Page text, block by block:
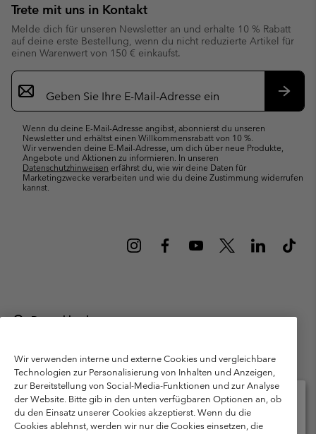
Trete mit uns in Kontakt
Melde dich für unseren Newsletter an und erhalte 10 % Rabatt
auf deine erste Bestellung, wenn du nicht reduzierte Artikel für
einen Warenwert von 150 € einkaufst.
Newsletter-
Anmeldung
Wenn du deine E-Mail-Adresse angibst, abonnierst du unseren
Newsletter und erhältst einen Willkommensrabatt von 10 %.
Wir verwenden deine E-Mail-Adresse, um dich über neue Produkte,
Angebote und Aktionen zu informieren. In unseren
Datenschutzhinweisen erfährst du, wie wir deine Daten für
Marketingzwecke verarbeiten und wie du deine Zustimmung widerrufen
kannst.
Deutschland
München Deutschland. Alle Rechte vorbehalten.
Nutzungsbedingungen
Allgemeine Verkaufsbedingungen
Garantie
Datenschutzerklärung
Bestimmungen und Bedingungen des Mitglieder Programms
Wir verwenden interne und externe Cookies und vergleichbare
Technologien zur Personalisierung von Inhalten und Anzeigen,
zur Bereitstellung von Social-Media-Funktionen und zur Analyse
der Website. Bitte gib in den unten verfügbaren Optionen an, ob
du den Einsatz unserer Cookies akzeptierst. Wenn du die
Cookies ablehnst, werden wir nur die Cookies einsetzen, die
Bitte wählen Sie Ihr Lieferland und Ihre Sprache